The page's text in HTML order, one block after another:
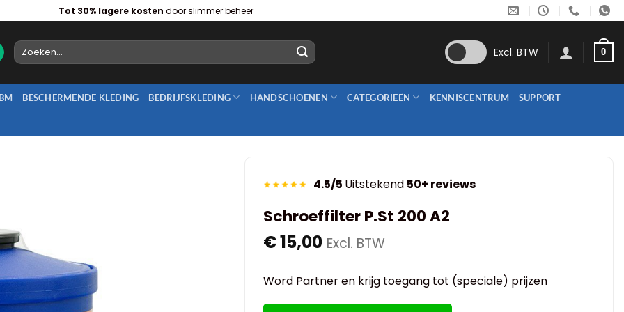
Tot 30% lagere kosten door slimmer beheer
Zoeken
naar:
Excl. BTW 0
BESCHERMENDE KLEDING BEDRIJFSKLEDING HANDSCHOENEN CATEGORIEËN KENNISCENTRUM SUPPORT
4.5/5 Uitstekend 50+ reviews
Schroeffilter P.St 200 A2
€15,00 Excl. BTW
Word Partner en krijg toegang tot (speciale) prijzen